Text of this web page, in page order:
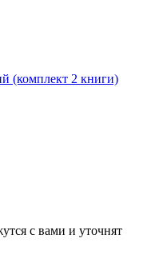
(комплект 2 книги)
с вами и уточнят